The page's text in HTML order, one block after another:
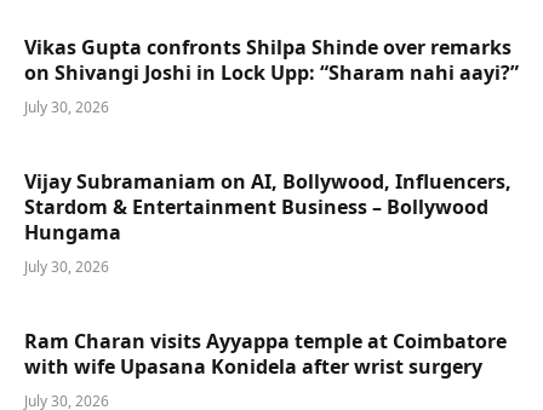
Vikas Gupta confronts Shilpa Shinde over remarks
on Shivangi Joshi in Lock Upp: “Sharam nahi aayi?”
July 30, 2026
Vijay Subramaniam on AI, Bollywood, Influencers,
Stardom & Entertainment Business – Bollywood
Hungama
July 30, 2026
Ram Charan visits Ayyappa temple at Coimbatore
with wife Upasana Konidela after wrist surgery
July 30, 2026